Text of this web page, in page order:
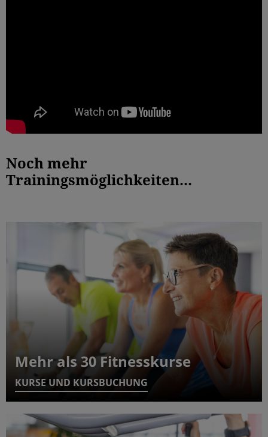
Noch mehr
Trainingsmöglichkeiten...
Mehr als 30 Fitnesskurse
KURSE UND KURSBUCHUNG